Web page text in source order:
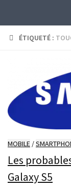
ÉTIQUETÉ :
MOBILE /
Les
Galaxy S5